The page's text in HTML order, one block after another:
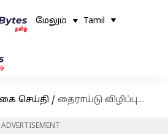
மேலும் Tamil
செய்தி / தைராய்டு விழிப்புணர்வு மாதம்: ஹைப்போ தைராய்டிசத்தின் பொதுவான அறிகுறிகளை அறிந்து கொள்வோம்
ADVERTISEMENT